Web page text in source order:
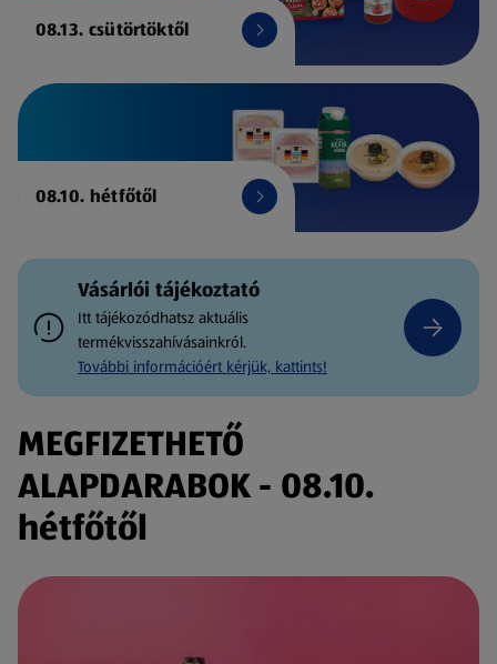
08.13. csütörtöktől
08.10. hétfőtől
Vásárlói tájékoztató
Itt tájékozódhatsz aktuális
termékvisszahívásainkról.
További információért kérjük, kattints!
MEGFIZETHETŐ
ALAPDARABOK - 08.10.
hétfőtől